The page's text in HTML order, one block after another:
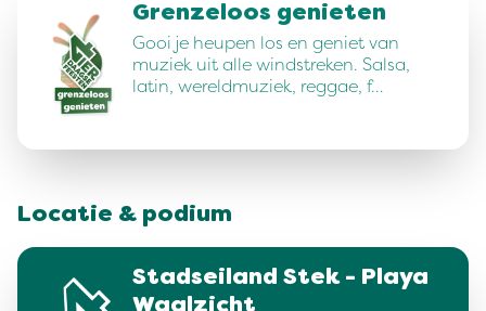
Grenzeloos genieten
Gooi je heupen los en geniet van
muziek uit alle windstreken. Salsa,
latin, wereldmuziek, reggae, f…
Locatie & podium
Stadseiland Stek - Playa